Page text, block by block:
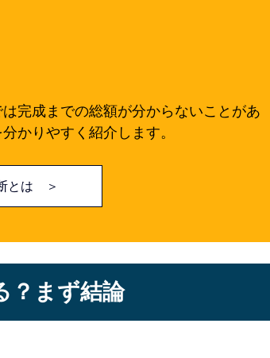
完成までの総額が分からないことがあ
かりやすく紹介します。
とは ＞
？まず結論